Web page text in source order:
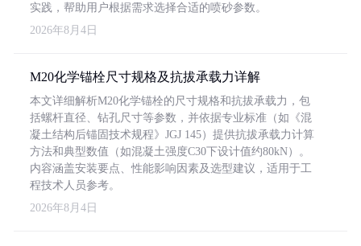
实践，帮助用户根据需求选择合适的喷砂参数。
2026年8月4日
M20化学锚栓尺寸规格及抗拔承载力详解
本文详细解析M20化学锚栓的尺寸规格和抗拔承载力，包
括螺杆直径、钻孔尺寸等参数，并依据专业标准（如《混
凝土结构后锚固技术规程》JGJ 145）提供抗拔承载力计算
方法和典型数值（如混凝土强度C30下设计值约80kN）。
内容涵盖安装要点、性能影响因素及选型建议，适用于工
程技术人员参考。
2026年8月4日